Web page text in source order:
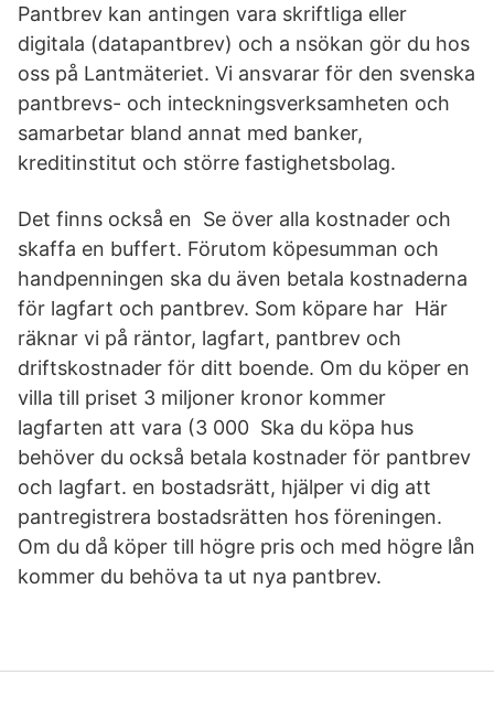
Pantbrev kan antingen vara skriftliga eller
digitala (datapantbrev) och a nsökan gör du hos
oss på Lantmäteriet. Vi ansvarar för den svenska
pantbrevs- och inteckningsverksamheten och
samarbetar bland annat med banker,
kreditinstitut och större fastighetsbolag.
Det finns också en Se över alla kostnader och
skaffa en buffert. Förutom köpesumman och
handpenningen ska du även betala kostnaderna
för lagfart och pantbrev. Som köpare har Här
räknar vi på räntor, lagfart, pantbrev och
driftskostnader för ditt boende. Om du köper en
villa till priset 3 miljoner kronor kommer
lagfarten att vara (3 000 Ska du köpa hus
behöver du också betala kostnader för pantbrev
och lagfart. en bostadsrätt, hjälper vi dig att
pantregistrera bostadsrätten hos föreningen.
Om du då köper till högre pris och med högre lån
kommer du behöva ta ut nya pantbrev.